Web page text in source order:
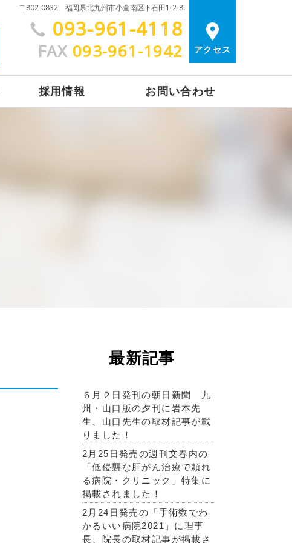
〒802-0832 福岡県北九州市小倉南区下石田1-2-8
093-961-4118
FAX 093-961-1942 アクセス
採用情報 お問い合わせ
最新記事
６月２日発刊の朝日新聞 九
州・山口版の夕刊に岩本先
生、山口先生の取材記事が載
りました！
2月25日発売の週刊文春内の
「低侵襲な肝がん治療で頼れ
る病院・クリニック」特集に
掲載されました！
2月24日発売の「手術数でわ
かるいい病院2021」に理事
長、院長の取材記事が掲載さ